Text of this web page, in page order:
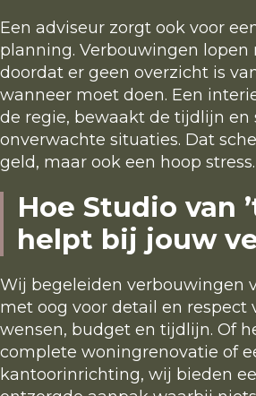
Een adviseur zorgt ook voor
planning. Verbouwingen
doordat er geen overzicht is
wanneer moet doen. Een
de regie, bewaakt de tijdlijn en
onverwachte situaties. Dat
geld, maar ook een hoop stress.
Hoe Studio van
helpt bij jouw
Wij begeleiden verbouwingen
met oog voor detail en respect
wensen, budget en tijdlijn. Of
complete woningrenovatie of
kantoorinrichting, wij bieden